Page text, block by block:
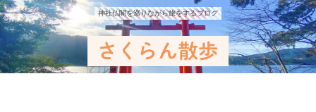
神社仏閣を巡りながら旅をするブログ